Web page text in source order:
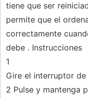
tiene que ser
permite que el
correctamente
debe . Instrucciones
1
Gire el interruptor de
2 Pulse y mantenga